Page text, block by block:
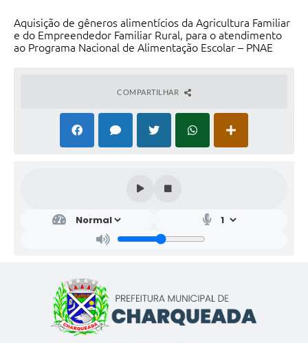
Aquisição de gêneros alimentícios da Agricultura Familiar
e do Empreendedor Familiar Rural, para o atendimento
ao Programa Nacional de Alimentação Escolar – PNAE
COMPARTILHAR